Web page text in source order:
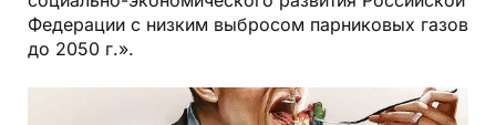
Федерации с низким выбросом парниковых газов
до 2050 г.».